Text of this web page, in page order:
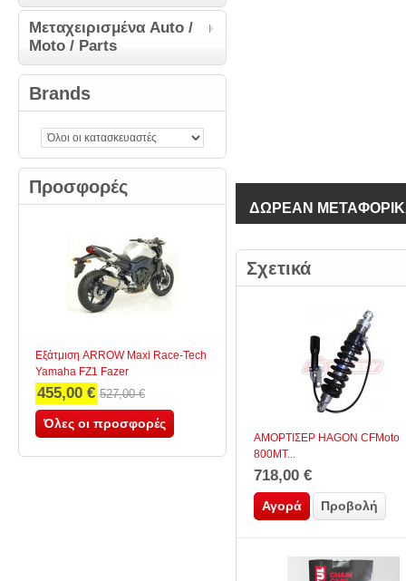
Μεταχειρισμένα Auto /
Moto / Parts
Brands
Προσφορές
Εξάτμιση ARROW Maxi Race-Tech
Yamaha FZ1 Fazer
455,00 € 527,00 €
Όλες οι προσφορές
ΔΩΡΕΑΝ
Σχετικά
ΑΜΟΡΤΙΣΕΡ HAGON CFMoto
800MT...
718,00 €
Αγορά Προβολή